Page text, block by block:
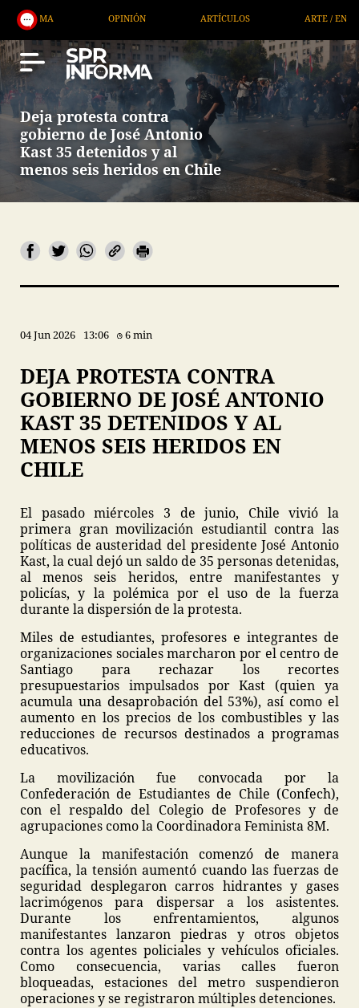
OPINIÓN ARTÍCULOS ARTE / ENTRETENIMIENTO
Deja protesta contra
gobierno de José Antonio
Kast 35 detenidos y al
menos seis heridos en Chile
04 Jun 2026 13:06 6 min
DEJA PROTESTA CONTRA
GOBIERNO DE JOSÉ ANTONIO
KAST 35 DETENIDOS Y AL
MENOS SEIS HERIDOS EN
CHILE
El pasado miércoles 3 de junio, Chile vivió la
primera gran movilización estudiantil contra las
políticas de austeridad del presidente José Antonio
Kast, la cual dejó un saldo de 35 personas detenidas,
al menos seis heridos, entre manifestantes y
policías, y la polémica por el uso de la fuerza
durante la dispersión de la protesta.
Miles de estudiantes, profesores e integrantes de
organizaciones sociales marcharon por el centro de
Santiago para rechazar los recortes
presupuestarios impulsados por Kast (quien ya
acumula una desaprobación del 53%), así como el
aumento en los precios de los combustibles y las
reducciones de recursos destinados a programas
educativos.
La movilización fue convocada por la
Confederación de Estudiantes de Chile (Confech),
con el respaldo del Colegio de Profesores y de
agrupaciones como la Coordinadora Feminista 8M.
Aunque la manifestación comenzó de manera
pacífica, la tensión aumentó cuando las fuerzas de
seguridad desplegaron carros hidrantes y gases
lacrimógenos para dispersar a los asistentes.
Durante los enfrentamientos, algunos
manifestantes lanzaron piedras y otros objetos
contra los agentes policiales y vehículos oficiales.
Como consecuencia, varias calles fueron
bloqueadas, estaciones del metro suspendieron
operaciones y se registraron múltiples detenciones.